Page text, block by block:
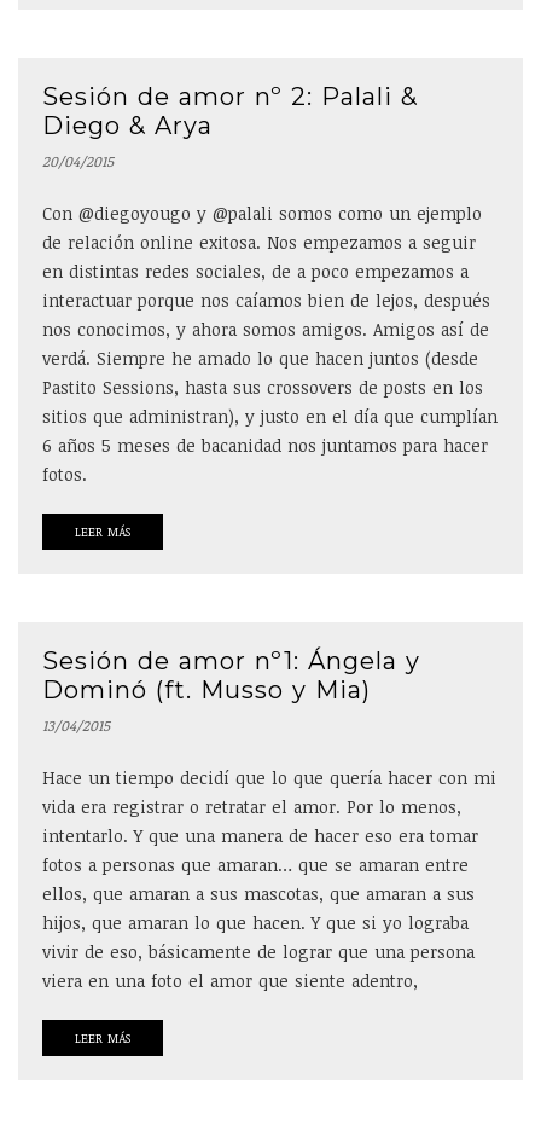
Sesión de amor nº 2: Palali &
Diego & Arya
20/04/2015
Con @diegoyougo y @palali somos como un ejemplo
de relación online exitosa. Nos empezamos a seguir
en distintas redes sociales, de a poco empezamos a
interactuar porque nos caíamos bien de lejos, después
nos conocimos, y ahora somos amigos. Amigos así de
verdá. Siempre he amado lo que hacen juntos (desde
Pastito Sessions, hasta sus crossovers de posts en los
sitios que administran), y justo en el día que cumplían
6 años 5 meses de bacanidad nos juntamos para hacer
fotos.
LEER MÁS
Sesión de amor nº1: Ángela y
Dominó (ft. Musso y Mia)
13/04/2015
Hace un tiempo decidí que lo que quería hacer con mi
vida era registrar o retratar el amor. Por lo menos,
intentarlo. Y que una manera de hacer eso era tomar
fotos a personas que amaran… que se amaran entre
ellos, que amaran a sus mascotas, que amaran a sus
hijos, que amaran lo que hacen. Y que si yo lograba
vivir de eso, básicamente de lograr que una persona
viera en una foto el amor que siente adentro,
LEER MÁS